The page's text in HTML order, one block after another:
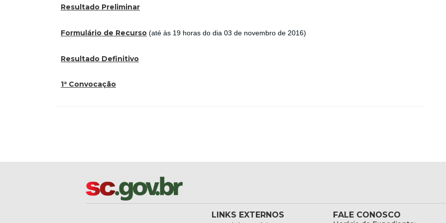
Resultado Preliminar
Formulário de Recurso (até às 19 horas do dia 03 de novembro de 2016)
Resultado Definitivo
1ª Convocação
LINKS EXTERNOS FALE CONOSCO